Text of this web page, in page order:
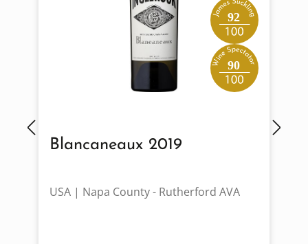
92
90
Blancaneaux 2019
USA | Napa County - Rutherford AVA